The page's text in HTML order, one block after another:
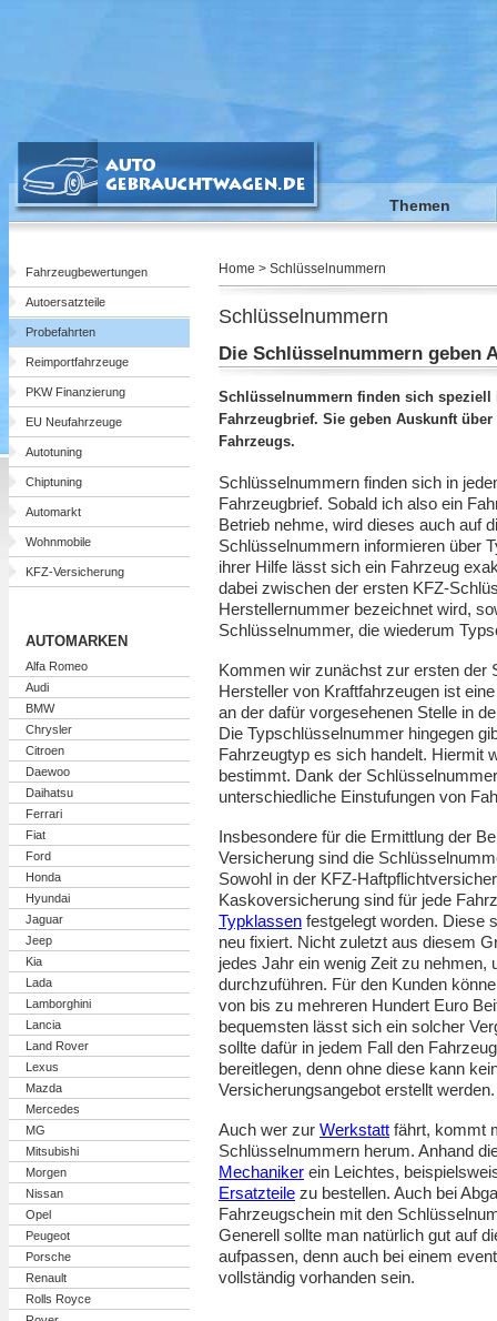
Themen
Fahrzeugbewertungen
Autoersatzteile
Probefahrten
Reimportfahrzeuge
PKW Finanzierung
EU Neufahrzeuge
Autotuning
Chiptuning
Automarkt
Wohnmobile
KFZ-Versicherung
AUTOMARKEN
Alfa Romeo
Audi
BMW
Chrysler
Citroen
Daewoo
Daihatsu
Ferrari
Fiat
Ford
Honda
Hyundai
Jaguar
Jeep
Kia
Lada
Lamborghini
Lancia
Land Rover
Lexus
Mazda
Mercedes
MG
Mitsubishi
Morgen
Nissan
Opel
Peugeot
Porsche
Renault
Rolls Royce
Home > Schlüsselnummern
Schlüsselnummern
Die Schlüsselnummern geben
Schlüsselnummern finden sich speziell
Fahrzeugbrief. Sie geben Auskunft
Fahrzeugs.
Schlüsselnummern finden sich in
Fahrzeugbrief. Sobald ich also ein
Betrieb nehme, wird dieses auch auf
Schlüsselnummern informieren über
ihrer Hilfe lässt sich ein Fahrzeug
dabei zwischen der ersten KFZ-
Herstellernummer bezeichnet wird,
Schlüsselnummer, die wiederum
Kommen wir zunächst zur ersten der
Hersteller von Kraftfahrzeugen ist
an der dafür vorgesehenen Stelle in
Die Typschlüsselnummer hingegen
Fahrzeugtyp es sich handelt. Hiermit
bestimmt. Dank der
unterschiedliche Einstufungen von
Insbesondere für die Ermittlung der
Versicherung sind die
Sowohl in der KFZ-
Kaskoversicherung sind für jede
Typklassen festgelegt worden. Diese
neu fixiert. Nicht zuletzt aus diesem
jedes Jahr ein wenig Zeit zu nehmen,
durchzuführen. Für den Kunden
von bis zu mehreren Hundert Euro
bequemsten lässt sich ein solcher
sollte dafür in jedem Fall den
bereitlegen, denn ohne diese kann
Versicherungsangebot erstellt werden.
Auch wer zur Werkstatt fährt, kommt
Schlüsselnummern herum. Anhand
Mechaniker ein Leichtes,
Ersatzteile zu bestellen. Auch bei
Fahrzeugschein mit den
Generell sollte man natürlich gut auf
aufpassen, denn auch bei einem
vollständig vorhanden sein.